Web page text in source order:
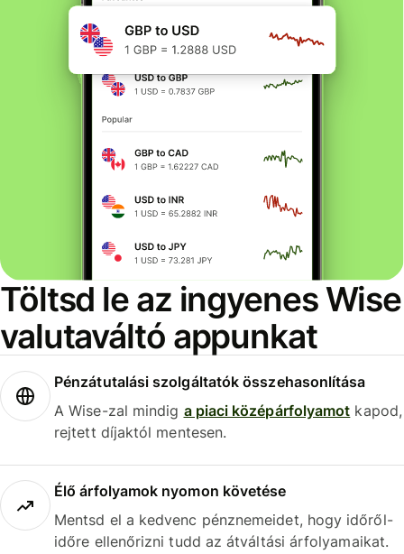
Töltsd le az ingyenes Wise
valutaváltó appunkat
Pénzátutalási szolgáltatók összehasonlítása
A Wise-zal mindig a piaci középárfolyamot kapod,
rejtett díjaktól mentesen.
Élő árfolyamok nyomon követése
Mentsd el a kedvenc pénznemeidet, hogy időről-
időre ellenőrizni tudd az átváltási árfolyamaikat.